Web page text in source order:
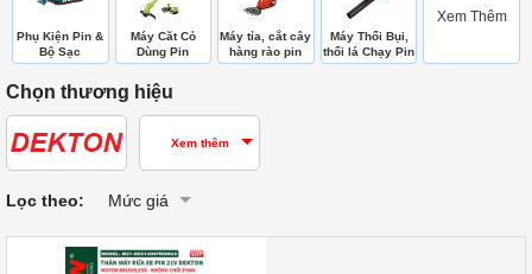
Phụ Kiện Pin &
Bộ Sạc
Máy Căt Cỏ
Dùng Pin
Máy tỉa, cắt cây
hàng rào pin
Máy Thổi Bụi,
thổi lá Chạy Pin
Xem Thêm
Chọn thương hiệu
Xem thêm
Lọc theo: Mức giá